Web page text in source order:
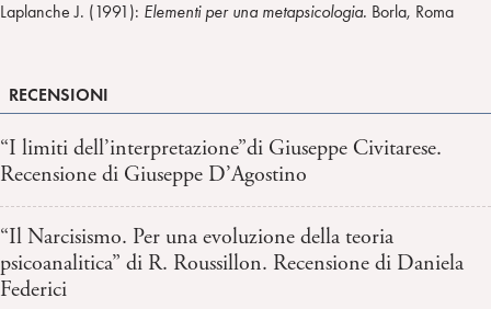
Laplanche J. (1991): Elementi per una metapsicologia. Borla, Roma
RECENSIONI
“I limiti dell’interpretazione”di Giuseppe Civitarese.
Recensione di Giuseppe D’Agostino
“Il Narcisismo. Per una evoluzione della teoria
psicoanalitica” di R. Roussillon. Recensione di Daniela
Federici